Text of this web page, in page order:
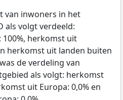
van inwoners in het
als volgt verdeeld:
herkomst uit
herkomst uit landen buiten
de verdeling van
als volgt: herkomst
uit Europa: 0,0% en